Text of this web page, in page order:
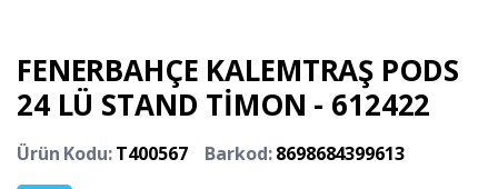
FENERBAHÇE KALEMTRAŞ PODS
24 LÜ STAND TİMON - 612422
Ürün Kodu:T400567 Barkod:8698684399613